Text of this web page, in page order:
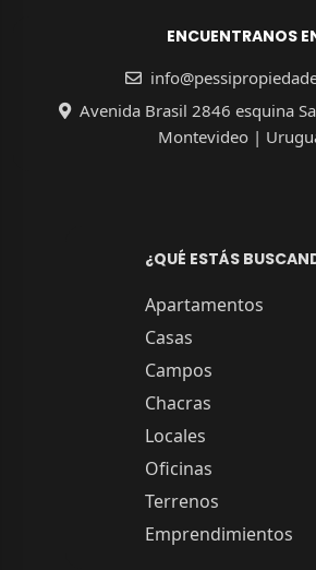
ENCUENTRANOS
Avenida Brasil 2846 esquina
Montevideo |
¿QUÉ ESTÁS
Apartamentos
Casas
Campos
Chacras
Locales
Oficinas
Terrenos
Emprendimientos